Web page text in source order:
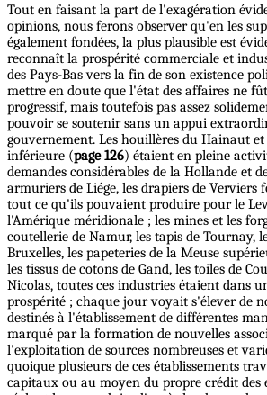
Tout en faisant la part de l'exagération
opinions, nous ferons observer qu'en les
également fondées, la plus plausible est
reconnaît la prospérité commerciale et
des Pays-Bas vers la fin de son existence
mettre en doute que l'état des affaires ne
progressif, mais toutefois pas assez
pouvoir se soutenir sans un appui
gouvernement. Les houillères du Hainaut et
inférieure (page 126) étaient en pleine
demandes considérables de la Hollande et
armuriers de Liége, les drapiers de Verviers
tout ce qu'ils pouvaient produire pour le
l'Amérique méridionale ; les mines et les
coutellerie de Namur, les tapis de Tournay,
Bruxelles, les papeteries de la Meuse
les tissus de cotons de Gand, les toiles de
Nicolas, toutes ces industries étaient dans
prospérité ; chaque jour voyait s'élever de
destinés à l'établissement de différentes
marqué par la formation de nouvelles
l'exploitation de sources nombreuses et
quoique plusieurs de ces établissements
capitaux ou au moyen du propre crédit des